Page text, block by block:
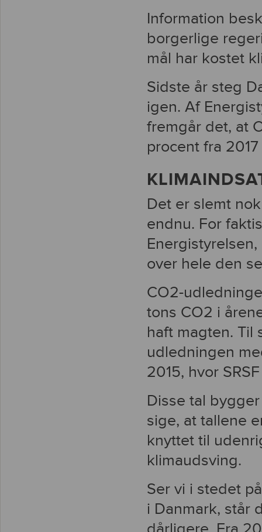
Information
borgerlige
mål har kostet
Sidste år steg
igen. Af
fremgår det, at
procent fra
Det er slemt
endnu. For
over hele den
CO2-
tons CO2 i
haft magten. Til
udledningen
2015, hvor
Disse tal
sige, at tallene
knyttet til
klimaudsving.
Ser vi i stedet
i Danmark, står